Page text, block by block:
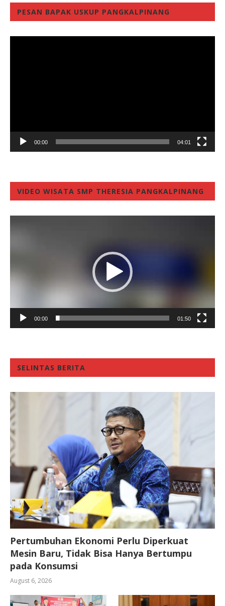
PESAN BAPAK USKUP PANGKALPINANG
00:00 04:01
VIDEO WISATA SMP THERESIA PANGKALPINANG
00:00 01:50
SELINTAS BERITA
Pertumbuhan Ekonomi Perlu Diperkuat
Mesin Baru, Tidak Bisa Hanya Bertumpu
pada Konsumsi
August 6, 2026